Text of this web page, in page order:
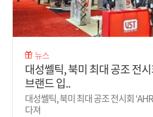
뉴스
대성쎌틱, 북미 최대 공조 전시
브랜드 입..
대성쎌틱, 북미 최대 공조 전시회
다져